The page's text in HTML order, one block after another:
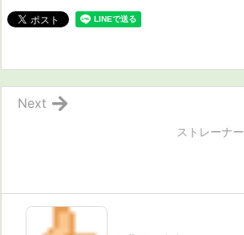
ストレーナー
Next